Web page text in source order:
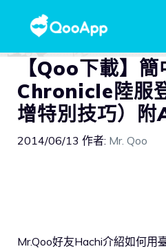
【Qoo下載】
Chronicle陸服
增特別技巧）
2014/06/13 作者: Mr. Qoo
Mr.Qoo好友Hachi介紹如何用